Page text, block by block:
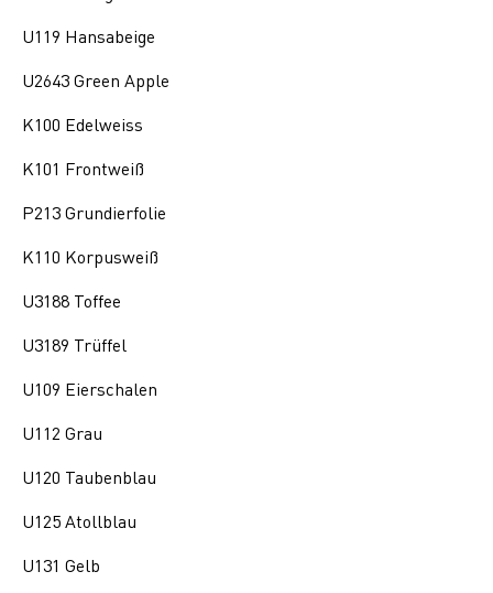
U119 Hansabeige
U2643 Green Apple
K100 Edelweiss
K101 Frontweiß
P213 Grundierfolie
K110 Korpusweiß
U3188 Toffee
U3189 Trüffel
U109 Eierschalen
U112 Grau
U120 Taubenblau
U125 Atollblau
U131 Gelb